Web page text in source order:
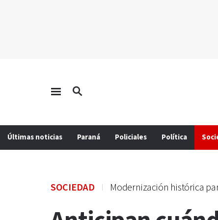
Últimas noticias Paraná Policiales Política
SOCIEDAD Modernización histórica